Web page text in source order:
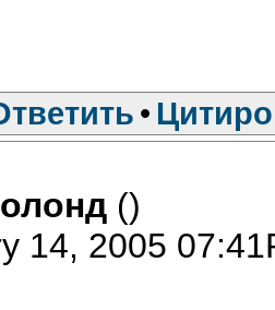
•
()
14, 2005